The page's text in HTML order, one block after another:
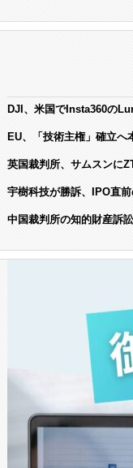
DJI、米国でInsta360の
EU、「技術主権」確立
英国裁判所、サムスンに
宇樹科技が勝訴、IPO直
中国裁判所の知的財産訴